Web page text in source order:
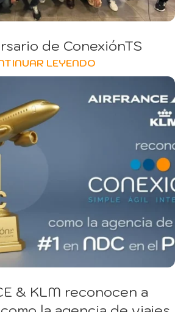
de ConexiónTS
LEYENDO
& KLM reconocen a